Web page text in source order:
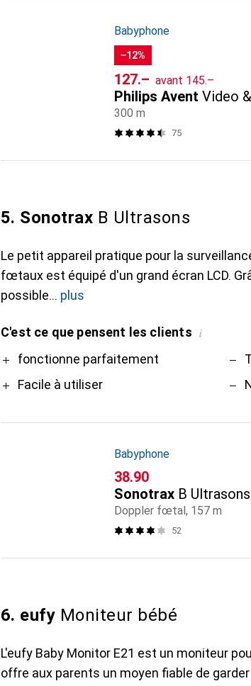
Babyphone
−12%
CHF
127.– avant CHF
145.–
Philips Avent Video
300 m
75
5. Sonotrax B Ultrasons
Le petit appareil pratique pour la
fœtaux est équipé d'un grand écran LCD.
possible
plus
C'est ce que pensent les clients i
Profonctionne parfaitement
Facile à utiliser
Contre
Babyphone
CHF
38.90
Sonotrax B Ultrasons
Doppler fœtal, 157 m
52
6. eufy Moniteur bébé
L'eufy Baby Monitor E21 est un moniteur
offre aux parents un moyen fiable de